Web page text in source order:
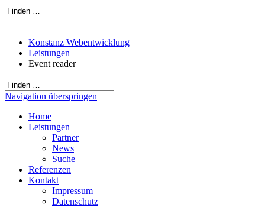
Konstanz Webentwicklung
Leistungen
Event reader
Navigation überspringen
Home
Leistungen
Partner
News
Suche
Referenzen
Kontakt
Impressum
Datenschutz